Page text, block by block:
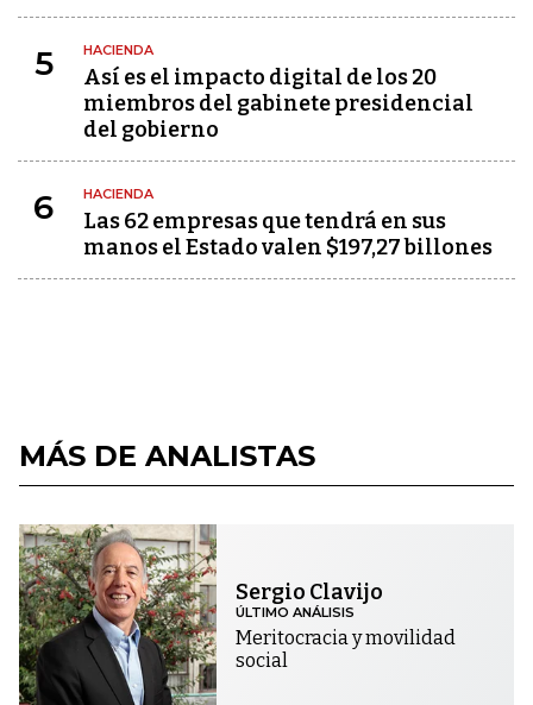
5 HACIENDA
Así es el impacto digital de los 20
miembros del gabinete presidencial
del gobierno
6 HACIENDA
Las 62 empresas que tendrá en sus
manos el Estado valen $197,27 billones
MÁS DE ANALISTAS
Sergio Clavijo
ÚLTIMO ANÁLISIS
Meritocracia y movilidad
social